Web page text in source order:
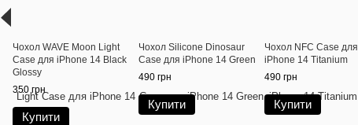
Чохол WAVE Moon Light
Case для iPhone 14 Black
Glossy
350 грн
Купити
Чохол Silicone Dinosaur
Case для iPhone 14 Green
490 грн
Купити
Чохол NFC Case для
iPhone 14 Titanium
490 грн
Купити